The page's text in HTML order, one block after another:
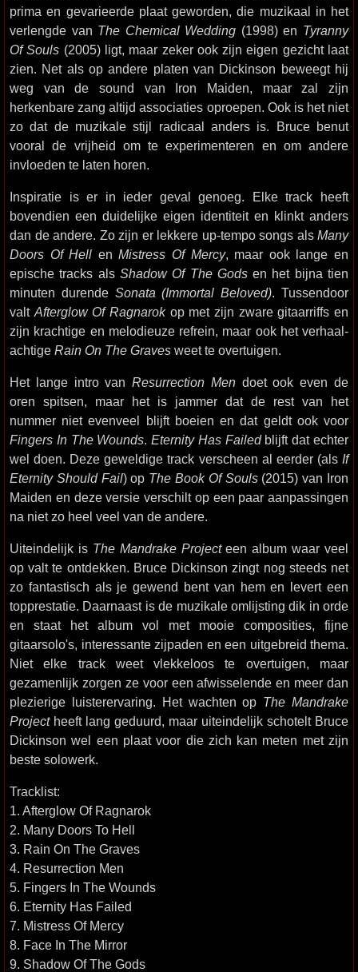
prima en gevarieerde plaat geworden, die muzikaal in het
verlengde van The Chemical Wedding (1998) en Tyranny
Of Souls (2005) ligt, maar zeker ook zijn eigen gezicht laat
zien. Net als op andere platen van Dickinson beweegt hij
weg van de sound van Iron Maiden, maar zal zijn
herkenbare zang altijd associaties oproepen. Ook is het niet
zo dat de muzikale stijl radicaal anders is. Bruce benut
vooral de vrijheid om te experimenteren en om andere
invloeden te laten horen.
Inspiratie is er in ieder geval genoeg. Elke track heeft
bovendien een duidelijke eigen identiteit en klinkt anders
dan de andere. Zo zijn er lekkere up-tempo songs als Many
Doors Of Hell enMistress Of Mercy, maar ook lange en
epische tracks als Shadow Of The Godsen het bijna tien
minuten durende Sonata (Immortal Beloved). Tussendoor
valt Afterglow Of Ragnarokop met zijn zware gitaarriffs en
zijn krachtige en melodieuze refrein, maar ook het verhaal-
achtige Rain On The Graves weet te overtuigen.
Het lange intro vanResurrection Mendoet ook even de
oren spitsen, maar het is jammer dat de rest van het
nummer niet evenveel blijft boeien en dat geldt ook voor
Fingers In The Wounds.Eternity Has Failedblijft dat echter
wel doen. Deze geweldige track verscheen al eerder (als If
Eternity Should Fail) op The Book Of Souls(2015) van Iron
Maiden en deze versie verschilt op een paar aanpassingen
na niet zo heel veel van de andere.
Uiteindelijk is The Mandrake Projecteen album waar veel
op valt te ontdekken. Bruce Dickinson zingt nog steeds net
zo fantastisch als je gewend bent van hem en levert een
topprestatie. Daarnaast is de muzikale omlijsting dik in orde
en staat het album vol met mooie composities, fijne
gitaarsolo's, interessante zijpaden en een uitgebreid thema.
Niet elke track weet vlekkeloos te overtuigen, maar
gezamenlijk zorgen ze voor een afwisselende en meer dan
plezierige luisterervaring. Het wachten op The Mandrake
Projectheeft lang geduurd, maar uiteindelijk schotelt Bruce
Dickinson wel een plaat voor die zich kan meten met zijn
beste solowerk.
Tracklist:
1. Afterglow Of Ragnarok
2. Many Doors To Hell
3. Rain On The Graves
4. Resurrection Men
5. Fingers In The Wounds
6. Eternity Has Failed
7. Mistress Of Mercy
8. Face In The Mirror
9. Shadow Of The Gods